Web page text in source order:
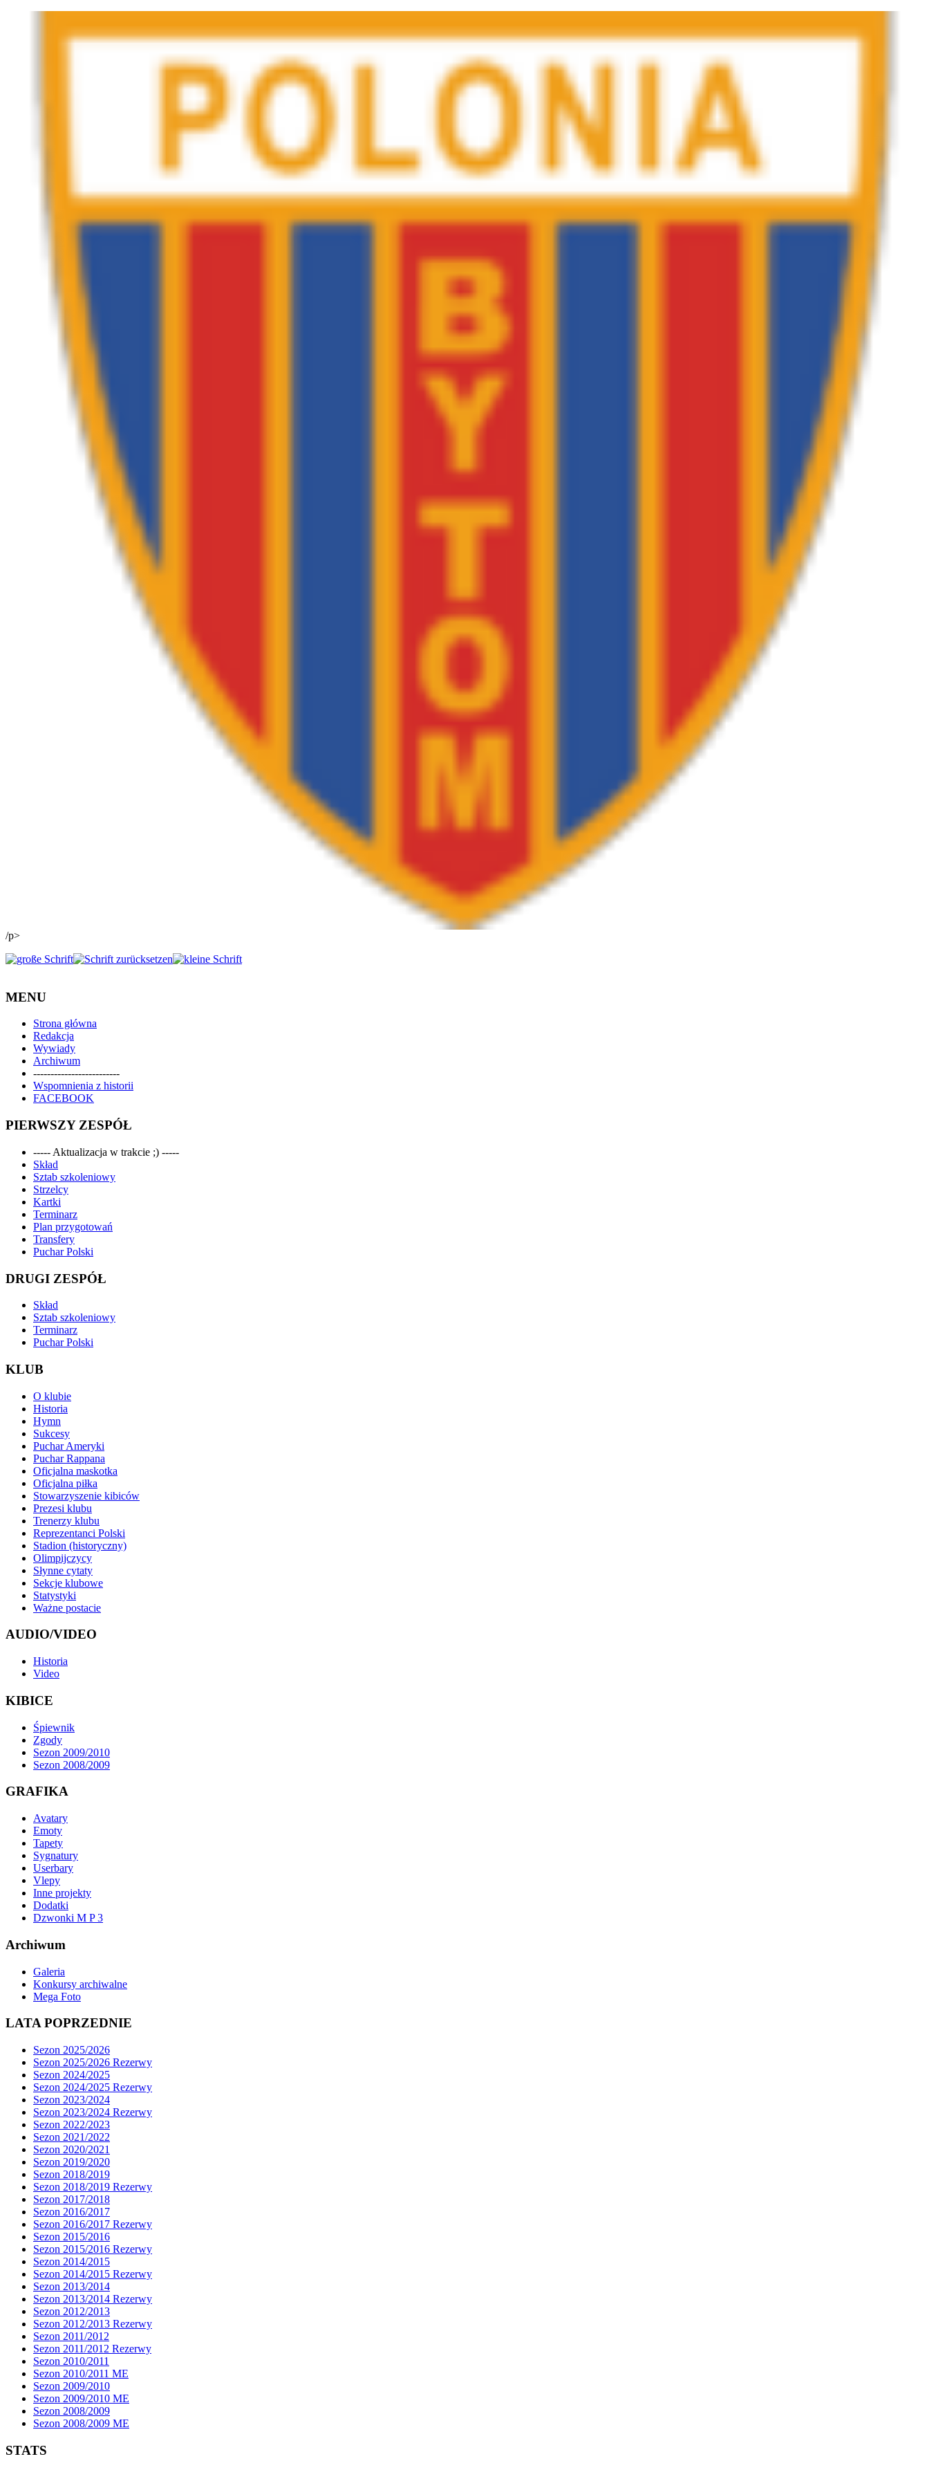
/p>
MENU
Strona główna
Redakcja
Wywiady
Archiwum
-------------------------
Wspomnienia z historii
FACEBOOK
PIERWSZY ZESPÓŁ
----- Aktualizacja w trakcie ;) -----
Skład
Sztab szkoleniowy
Strzelcy
Kartki
Terminarz
Plan przygotowań
Transfery
Puchar Polski
DRUGI ZESPÓŁ
Skład
Sztab szkoleniowy
Terminarz
Puchar Polski
KLUB
O klubie
Historia
Hymn
Sukcesy
Puchar Ameryki
Puchar Rappana
Oficjalna maskotka
Oficjalna piłka
Stowarzyszenie kibiców
Prezesi klubu
Trenerzy klubu
Reprezentanci Polski
Stadion (historyczny)
Olimpijczycy
Słynne cytaty
Sekcje klubowe
Statystyki
Ważne postacie
AUDIO/VIDEO
Historia
Video
KIBICE
Śpiewnik
Zgody
Sezon 2009/2010
Sezon 2008/2009
GRAFIKA
Avatary
Emoty
Tapety
Sygnatury
Userbary
Vlepy
Inne projekty
Dodatki
Dzwonki M P 3
Archiwum
Galeria
Konkursy archiwalne
Mega Foto
LATA POPRZEDNIE
Sezon 2025/2026
Sezon 2025/2026 Rezerwy
Sezon 2024/2025
Sezon 2024/2025 Rezerwy
Sezon 2023/2024
Sezon 2023/2024 Rezerwy
Sezon 2022/2023
Sezon 2021/2022
Sezon 2020/2021
Sezon 2019/2020
Sezon 2018/2019
Sezon 2018/2019 Rezerwy
Sezon 2017/2018
Sezon 2016/2017
Sezon 2016/2017 Rezerwy
Sezon 2015/2016
Sezon 2015/2016 Rezerwy
Sezon 2014/2015
Sezon 2014/2015 Rezerwy
Sezon 2013/2014
Sezon 2013/2014 Rezerwy
Sezon 2012/2013
Sezon 2012/2013 Rezerwy
Sezon 2011/2012
Sezon 2011/2012 Rezerwy
Sezon 2010/2011
Sezon 2010/2011 ME
Sezon 2009/2010
Sezon 2009/2010 ME
Sezon 2008/2009
Sezon 2008/2009 ME
STATS